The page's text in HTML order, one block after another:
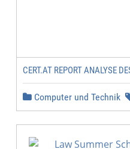
CERT.AT REPORT ANALYSE
Computer und Technik